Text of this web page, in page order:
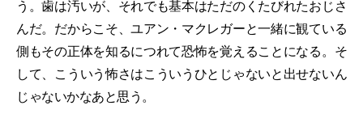
う。歯は汚いが、それでも基本はただのくたびれたおじさ
んだ。だからこそ、ユアン・マクレガーと一緒に観ている
側もその正体を知るにつれて恐怖を覚えることになる。そ
して、こういう怖さはこういうひとじゃないと出せないん
じゃないかなあと思う。